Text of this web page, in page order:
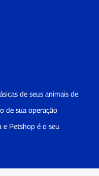
de seus animais de
de sua operação
e Petshop é o seu